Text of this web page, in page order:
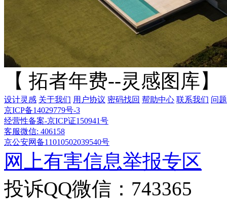
【 拓者年费--灵感图库】
设计灵感 关于我们 用户协议 密码找回 帮助中心 联系我们 问
京ICP备14029779号-3
经营性备案-京ICP证150941号
客服微信: 406158
京公安网备11010502039540号
网上有害信息举报专区
投诉QQ微信：743365